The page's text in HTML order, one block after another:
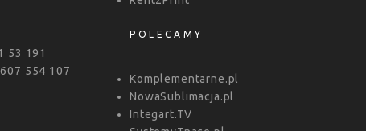
53 191
554 107
POLECAMY
Komplementarne.pl
NowaSublimacja.pl
Integart.TV